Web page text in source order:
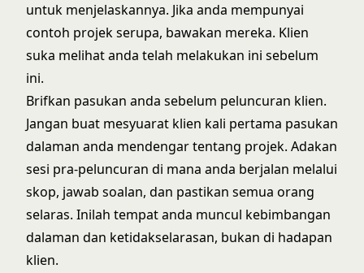
untuk menjelaskannya. Jika anda mempunyai
contoh projek serupa, bawakan mereka. Klien
suka melihat anda telah melakukan ini sebelum
ini.
Brifkan pasukan anda sebelum peluncuran klien.
Jangan buat mesyuarat klien kali pertama pasukan
dalaman anda mendengar tentang projek. Adakan
sesi pra-peluncuran di mana anda berjalan melalui
skop, jawab soalan, dan pastikan semua orang
selaras. Inilah tempat anda muncul kebimbangan
dalaman dan ketidakselarasan, bukan di hadapan
klien.